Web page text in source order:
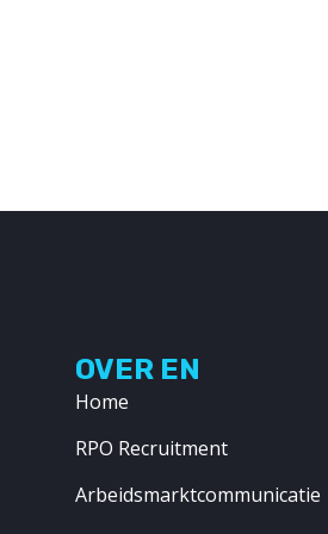
OVER EN
Home
RPO Recruitment
Arbeidsmarktcommunicatie